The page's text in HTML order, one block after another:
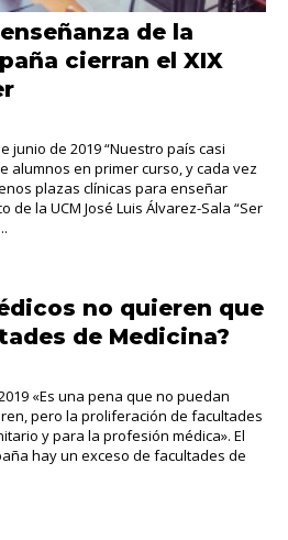
de la
cierran el XIX
junio de 2019 “Nuestro país casi
alumnos en primer curso, y cada vez
plazas clínicas para enseñar
de la UCM José Luis Álvarez-Sala “Ser
no quieren que
de Medicina?
«Es una pena que no puedan
pero la proliferación de facultades
y para la profesión médica». El
hay un exceso de facultades de